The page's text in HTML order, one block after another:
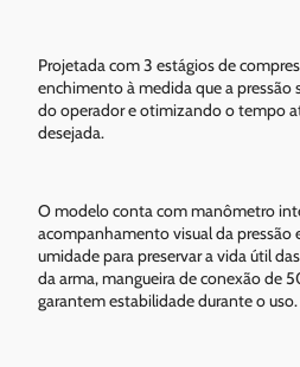
Projetada com 3 estágios de
enchimento à medida que a pressão
do operador e otimizando o tempo
desejada.
O modelo conta com manômetro
acompanhamento visual da pressão
umidade para preservar a vida útil
da arma, mangueira de conexão de
garantem estabilidade durante o uso.